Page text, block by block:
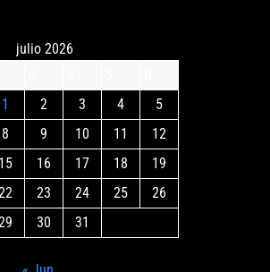
julio 2026
1
2 3 4
5
8 9 10 11
12
15 16 17 18
19
23 24 25
26
30 31